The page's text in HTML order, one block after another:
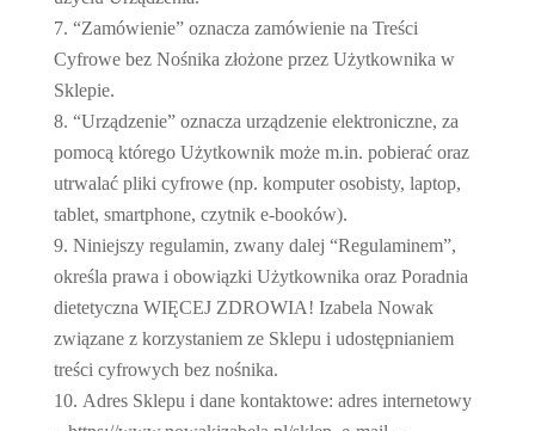
“Zamówienie” oznacza zamówienie na Treści
Cyfrowe bez Nośnika złożone przez Użytkownika w
Sklepie.
“Urządzenie” oznacza urządzenie elektroniczne, za
pomocą którego Użytkownik może m.in. pobierać oraz
utrwalać pliki cyfrowe (np. komputer osobisty, laptop,
tablet, smartphone, czytnik e-booków).
Niniejszy regulamin, zwany dalej “Regulaminem”,
określa prawa i obowiązki Użytkownika oraz Poradnia
dietetyczna WIĘCEJ ZDROWIA! Izabela Nowak
związane z korzystaniem ze Sklepu i udostępnianiem
treści cyfrowych bez nośnika.
Adres Sklepu i dane kontaktowe: adres internetowy